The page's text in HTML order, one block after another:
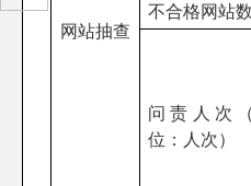
网站抽查
不合格网站
问责人次
位：人次）